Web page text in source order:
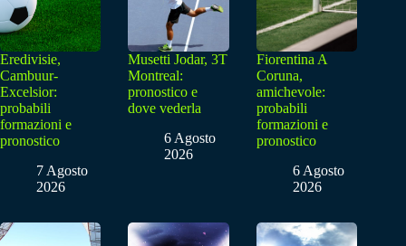
Eredivisie,
Cambuur-
Excelsior:
probabili
formazioni e
pronostico
7 Agosto
2026
Musetti Jodar, 3T
Montreal:
pronostico e
dove vederla
6 Agosto
2026
Fiorentina A
Coruna,
amichevole:
probabili
formazioni e
pronostico
6 Agosto
2026